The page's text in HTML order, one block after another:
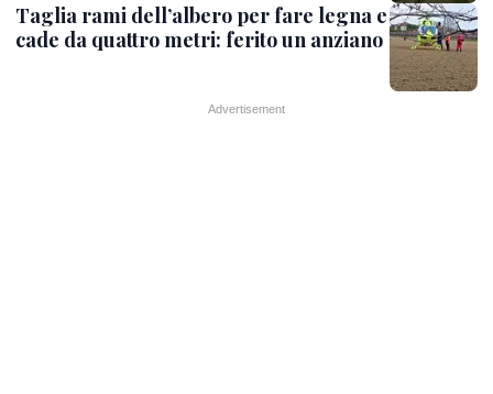
Taglia rami dell’albero per fare legna e
cade da quattro metri: ferito un anziano